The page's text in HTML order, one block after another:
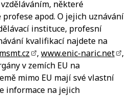
některé
apod. O jejich uznávání
instituce, profesní
kvalifikací najdete na
, www.enic-naric.net
,
v zemích EU na
mimo EU mají své vlastní
informace na jejich